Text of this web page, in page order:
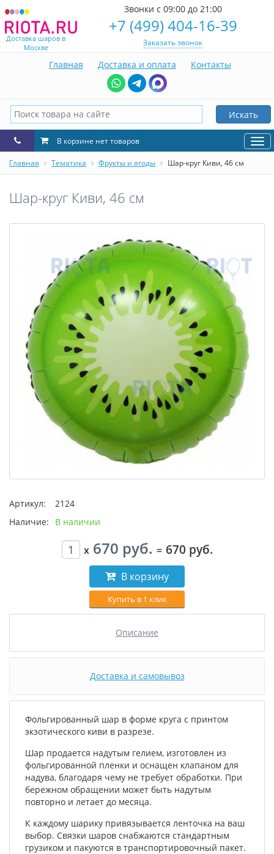
Доставка шаров в
Москве
Звонки с 09:00 до 21:00
+7 (499) 404-16-39
Заказать звонок
Главная Доставка и оплата Контакты
Искать
В корзине нет товаров
Главная Тематика Фрукты и ягоды Шар-круг Киви, 46 см
Шар-круг Киви, 46 см
Артикул:
2124
Наличие:
В наличии
x 670 руб. = 670 руб.
В корзину
Купить в 1 клик
Описание
Доставка и самовывоз
Фольгированный шар в форме круга с принтом
экзотического киви в разрезе.
Шар продается надутым гелием, изготовлен из
фольгированной пленки и оснащен клапаном для
надува, благодаря чему не требует обработки. При
бережном обращении может быть надутым
повторно и летает до месяца.
К каждому шарику привязывается ленточка на ваш
выбор. Связки шаров снабжаются стандартным
грузиком и пакуются в транспортировочный пакет.